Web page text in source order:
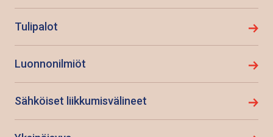
Tulipalot
Luonnonilmiöt
Sähköiset liikkumisvälineet